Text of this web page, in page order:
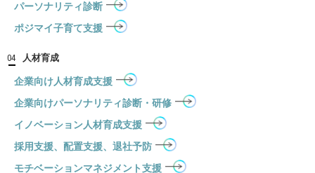
パーソナリティ診断
ポジマイ子育て支援
04 人材育成
企業向け人材育成支援
企業向けパーソナリティ診断・研修
イノベーション人材育成支援
採用支援、配置支援、退社予防
モチベーションマネジメント支援